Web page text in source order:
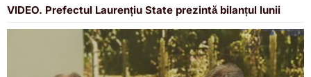
VIDEO. Prefectul Laurențiu State prezintă bilanțul lunii